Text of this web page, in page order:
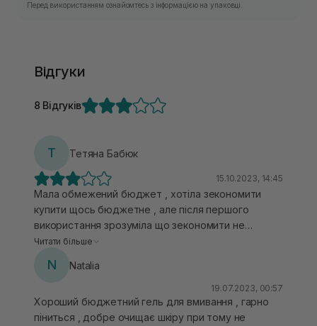
Перед використанням ознайомтесь з інформацією на упаковці.
Відгуки
8 Відгуків
Т Тетяна Бабюк
15.10.2023, 14:45
Мала обмежений бюджет , хотіла зекономити
купити щось бюджетне , але після першого
використання зрозуміла що зекономити не
вийшло, тому що засіб має рідкувату гелеву
щедро, тим більше піниться теж слабо тому і
зовсім не економний у використанні . Добре що
після використання не має відчуття стягнутості
Читати більше
N Natalia
19.07.2023, 00:57
Хороший бюджетний гель для вмивання , гарно
піниться , добре очищає шкіру при тому не